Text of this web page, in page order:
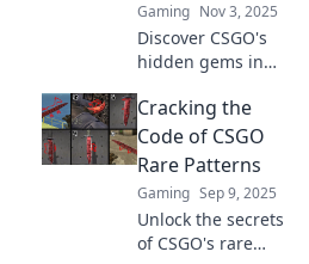
Gaming Nov 3, 2025
Discover CSGO's
hidden gems in
the secrets that
could elevate your
gameplay and
collection to new
heights.
Cracking the
Code of CSGO
Rare Patterns
Gaming Sep 9, 2025
Unlock the secrets
of CSGO's rare